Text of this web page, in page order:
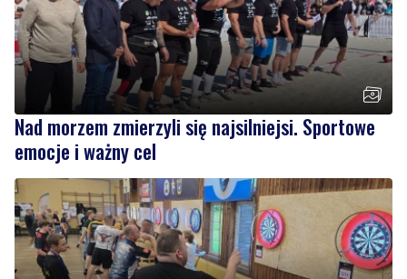
Nad morzem zmierzyli się najsilniejsi. Sportowe
emocje i ważny cel